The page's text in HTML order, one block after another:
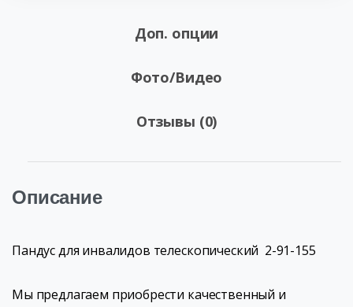
Доп. опции
Фото/Видео
Отзывы (0)
Описание
Пандус для инвалидов телескопический 2-91-155
Мы предлагаем приобрести качественный и